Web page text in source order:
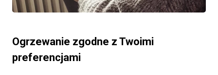
Ogrzewanie zgodne z Twoimi
preferencjami